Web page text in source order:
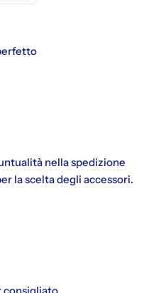
aggiuntivo.
(VISA, Mastercard
un pagamento
nella spedizione
la scelta degli accessori.
consigliato